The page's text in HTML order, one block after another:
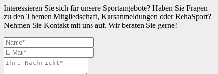
Interessieren Sie sich für unsere Sportangebote? Haben Sie Fragen
zu den Themen Mitgliedschaft, Kursanmeldungen oder RehaSport?
Nehmen Sie Kontakt mit uns auf. Wir beraten Sie gerne!